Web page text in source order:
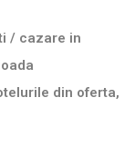
/ cazare in
din oferta,